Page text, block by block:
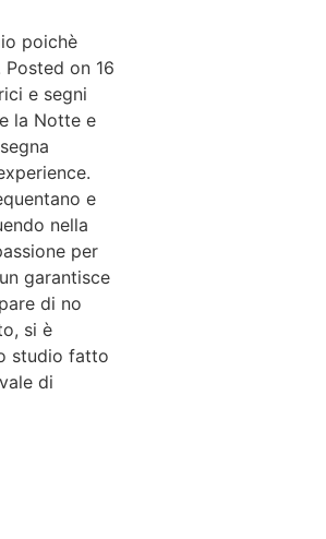
poichè
on 16
e segni
la Notte e
e
nella
per
garantisce
di no
si è
studio fatto
di